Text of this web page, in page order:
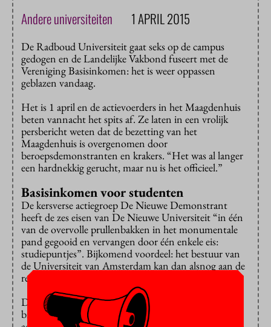
Andere universiteiten 1 APRIL 2015
De Radboud Universiteit gaat seks op de campus
gedogen en de Landelijke Vakbond fuseert met de
Vereniging Basisinkomen: het is weer oppassen
geblazen vandaag.
Het is 1 april en de actievoerders in het Maagdenhuis
beten vannacht het spits af. Ze laten in een vrolijk
persbericht weten dat de bezetting van het
Maagdenhuis is overgenomen door
beroepsdemonstranten en krakers. “Het was al langer
een hardnekkig gerucht, maar nu is het officieel.”
Basisinkomen voor studenten
De kersverse actiegroep De Nieuwe Demonstrant
heeft de zes eisen van De Nieuwe Universiteit “in één
van de overvolle prullenbakken in het monumentale
pand gegooid en vervangen door één enkele eis:
studiepuntjes”. Bijkomend voordeel: het bestuur van
de Universiteit van Amsterdam kan dan alsnog aan de
rendementseisen voldoen.
De Landelijke Studenten Vakbond (LSVb) haakt aan
bij het nieuwe leenstelsel voor studenten en kondigt